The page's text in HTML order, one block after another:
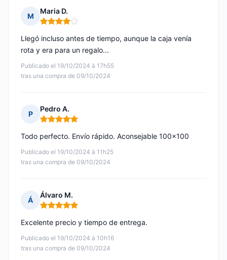
M
Maria D.
Nota: 4 de 5
Publicado el 19/10/2024 à 17h55
tras una compra de 09/10/2024
Llegó incluso antes de tiempo, aunque la caja venía
rota y era para un regalo...
P
Pedro A.
Nota: 5 de 5
Publicado el 19/10/2024 à 11h25
tras una compra de 09/10/2024
Todo perfecto. Envío rápido. Aconsejable 100x100
Á
Álvaro M.
Nota: 5 de 5
Publicado el 19/10/2024 à 10h16
tras una compra de 09/10/2024
Excelente precio y tiempo de entrega.